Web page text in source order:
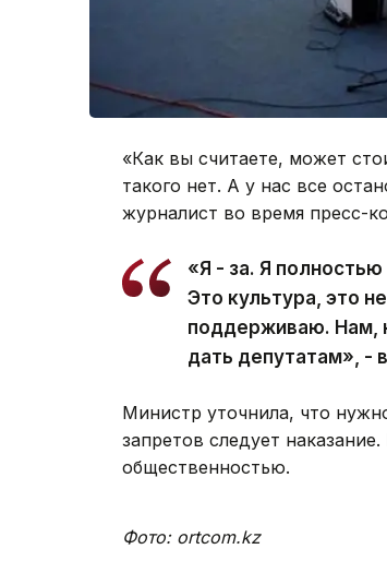
«Как вы считаете, может
такого нет. А у нас все
журналист во время пресс-
«Я - за. Я
Это культура, это
поддерживаю. Нам,
дать депутатам», -
Министр уточнила, что
запретов следует
общественностью.
Фото: ortcom.kz